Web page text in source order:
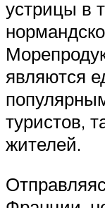
устрицы в
являются
туристов,
жителей.